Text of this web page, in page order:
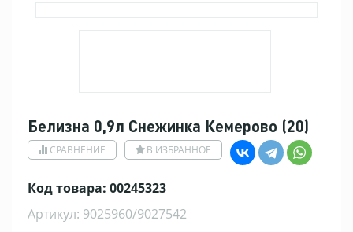
Белизна 0,9л Снежинка Кемерово (20)
СРАВНЕНИЕ В ИЗБРАННОЕ
Код товара: 00245323
Артикул: 9025960/9027542